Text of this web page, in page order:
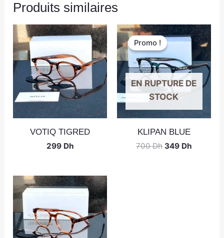
Produits similaires
VOTIQ TIGRED
299 Dh
Promo !
EN RUPTURE DE
STOCK
Promo !
KLIPAN BLUE
700Dh 349 Dh